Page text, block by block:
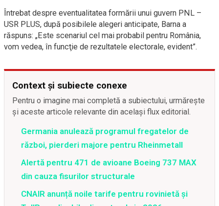
Întrebat despre eventualitatea formării unui guvern PNL –
USR PLUS, după posibilele alegeri anticipate, Barna a
răspuns: „Este scenariul cel mai probabil pentru România,
vom vedea, în funcţie de rezultatele electorale, evident”.
Context și subiecte conexe
Pentru o imagine mai completă a subiectului, urmărește
și aceste articole relevante din același flux editorial.
Germania anulează programul fregatelor de
război, pierderi majore pentru Rheinmetall
Alertă pentru 471 de avioane Boeing 737 MAX
din cauza fisurilor structurale
CNAIR anunță noile tarife pentru rovinietă și